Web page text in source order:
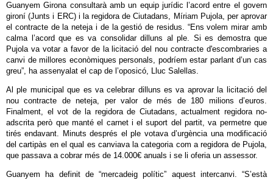
Guanyem Girona consultarà amb un equip jurídic l’acord entre el govern
gironí (Junts i ERC) i la regidora de Ciutadans, Míriam Pujola, per aprovar
el contracte de la neteja i de la gestió de residus. “Ens volem mirar amb
calma l’acord que es va consolidar dilluns al ple. Si es demostra que
Pujola va votar a favor de la licitació del nou contracte d'escombraries a
canvi de millores econòmiques personals, podríem estar parlant d’un cas
greu”, ha assenyalat el cap de l’oposicó, Lluc Salellas.
Al ple municipal que es va celebrar dilluns es va aprovar la licitació del
nou contracte de neteja, per valor de més de 180 milions d’euros.
Finalment, el vot de la regidora de Ciutadans, actualment regidora no-
adscrita però que manté el carnet i el suport del partit, va permetre que
tirés endavant. Minuts després el ple votava d’urgència una modificació
del cartipàs en el qual es canviava la categoria com a regidora de Pujola,
que passava a cobrar més de 14.000€ anuals i se li oferia un assessor.
Guanyem ha definit de “mercadeig polític” aquest intercanvi. “S’està